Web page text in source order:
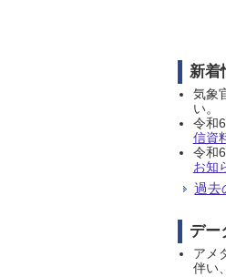
新着
気象
い。
令和
信資
令和
お知
過去
デー
アメ
伴い